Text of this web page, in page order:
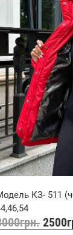
КЗ- 511
грн. 2500